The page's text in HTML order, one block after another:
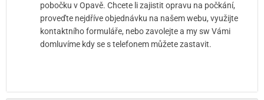
pobočku v Opavě. Chcete li zajistit opravu na počkání,
proveďte nejdříve objednávku na našem webu, využijte
kontaktního formuláře, nebo zavolejte a my sw Vámi
domluvíme kdy se s telefonem můžete zastavit.